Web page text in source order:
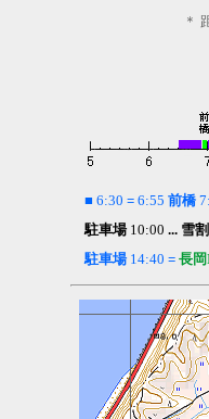
＊
■ 6:30 = 6:55 前橋
駐車場 10:00 ... 雪
駐車場14:40 = 長